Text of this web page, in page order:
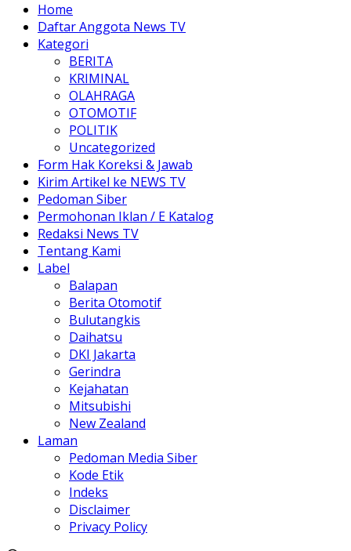
Home
Daftar Anggota News TV
Kategori
BERITA
KRIMINAL
OLAHRAGA
OTOMOTIF
POLITIK
Uncategorized
Form Hak Koreksi & Jawab
Kirim Artikel ke NEWS TV
Pedoman Siber
Permohonan Iklan / E Katalog
Redaksi News TV
Tentang Kami
Label
Balapan
Berita Otomotif
Bulutangkis
Daihatsu
DKI Jakarta
Gerindra
Kejahatan
Mitsubishi
New Zealand
Laman
Pedoman Media Siber
Kode Etik
Indeks
Disclaimer
Privacy Policy